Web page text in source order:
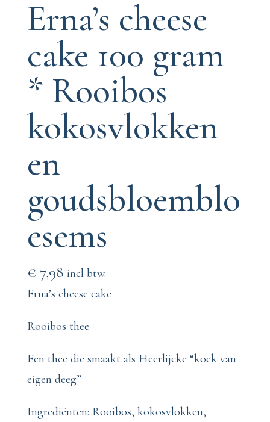
Erna’s cheese
cake 100 gram
* Rooibos
kokosvlokken
en
goudsbloemblo
esems
€ 7,98 incl btw.
Erna’s cheese cake
Rooibos thee
Een thee die smaakt als Heerlijcke “koek van
eigen deeg”
Ingrediënten: Rooibos, kokosvlokken,